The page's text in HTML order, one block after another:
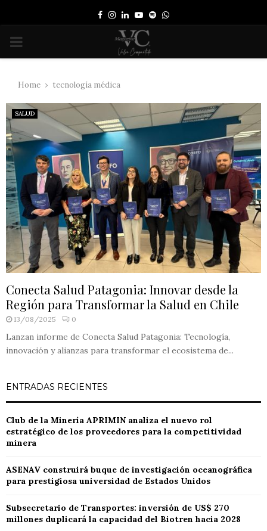
Facebook
Instagram
LinkedinYoutube
SpotifyWhatsapp
PRIMARY
Home tecnología médica
SALUD
Conecta Salud Patagonia: Innovar desde la
Región para Transformar la Salud en Chile
13/08/2025 0
Lanzan informe de Conecta Salud Patagonia: Tecnología,
innovación y alianzas para transformar el ecosistema de...
ENTRADAS RECIENTES
Club de la Minería APRIMIN analiza el nuevo rol
estratégico de los proveedores para la competitividad
minera
ASENAV construirá buque de investigación oceanográfica
para prestigiosa universidad de Estados Unidos
Subsecretario de Transportes: inversión de US$ 270
millones duplicará la capacidad del Biotren hacia 2028